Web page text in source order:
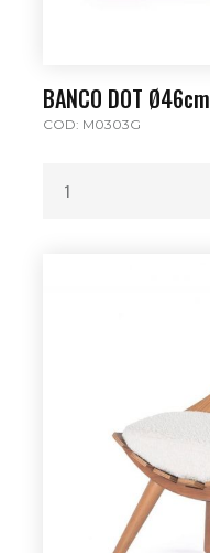
BANCO DOT Ø46cm
COD: M0303G